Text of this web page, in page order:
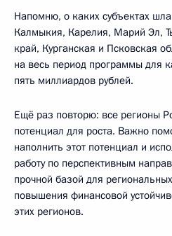
Напомню, о каких субъектах
Калмыкия, Карелия, Марий Эл,
край, Курганская и Псковская
на весь период программы для
пять миллиардов рублей.
Ещё раз повторю: все регионы
потенциал для роста. Важно
наполнить этот потенциал и
работу по перспективным
прочной базой для
повышения финансовой
этих регионов.